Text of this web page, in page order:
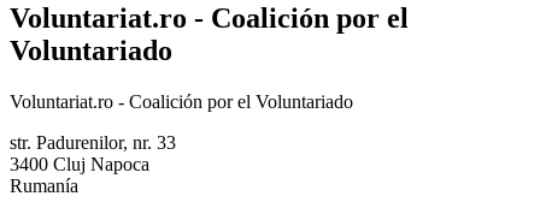
Voluntariat.ro - Coalición por el
Voluntariado
Voluntariat.ro - Coalición por el Voluntariado
str. Padurenilor, nr. 33
3400 Cluj Napoca
Rumanía